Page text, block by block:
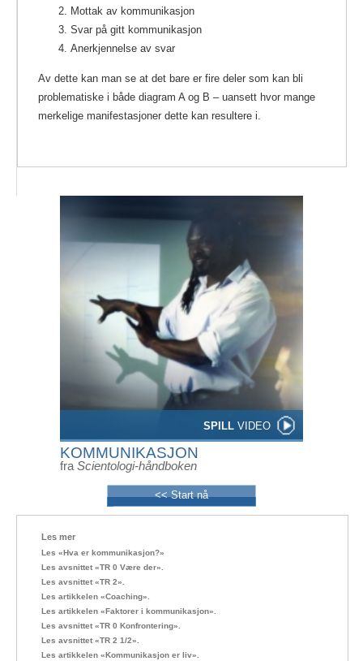
SPILL VIDEO
KOMMUNIKASJON
fra Scientologi-håndboken
<< Start nå
Mottak av kommunikasjon
Svar på gitt kommunikasjon
Anerkjennelse av svar
Av dette kan man se at det bare er fire deler som kan bli
problematiske i både diagram A og B – uansett hvor mange
merkelige manifestasjoner dette kan resultere i.
Les mer
Les «Hva er kommunikasjon?»
Les avsnittet «TR 0 Være der».
Les avsnittet «TR 2».
Les artikkelen «Coaching».
Les artikkelen «Faktorer i kommunikasjon».
Les avsnittet «TR 0 Konfrontering».
Les avsnittet «TR 2 1/2».
Les artikkelen «Kommunikasjon er liv».